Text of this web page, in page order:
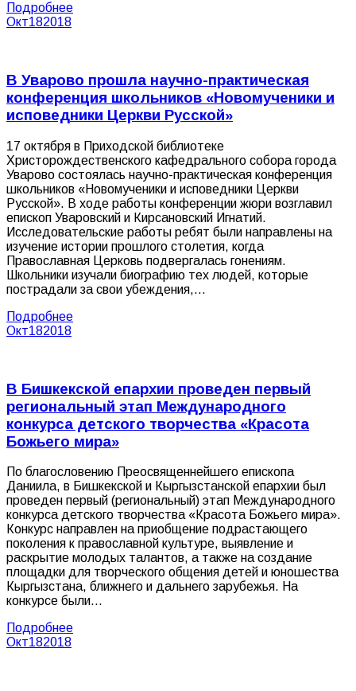
Подробнее
Окт182018
В Уварово прошла научно-практическая
конференция школьников «Новомученики и
исповедники Церкви Русской»
17 октября в Приходской библиотеке
Христорождественского кафедрального собора города
Уварово состоялась научно-практическая конференция
школьников «Новомученики и исповедники Церкви
Русской». В ходе работы конференции жюри возглавил
епископ Уваровский и Кирсановский Игнатий.
Исследовательские работы ребят были направлены на
изучение истории прошлого столетия, когда
Православная Церковь подвергалась гонениям.
Школьники изучали биографию тех людей, которые
пострадали за свои убеждения,…
Подробнее
Окт182018
В Бишкекской епархии проведен первый
региональный этап Международного
конкурса детского творчества «Красота
Божьего мира»
По благословению Преосвященнейшего епископа
Даниила, в Бишкекской и Кыргызстанской епархии был
проведен первый (региональный) этап Международного
конкурса детского творчества «Красота Божьего мира».
Конкурс направлен на приобщение подрастающего
поколения к православной культуре, выявление и
раскрытие молодых талантов, а также на создание
площадки для творческого общения детей и юношества
Кыргызстана, ближнего и дальнего зарубежья. На
конкурсе были…
Подробнее
Окт182018